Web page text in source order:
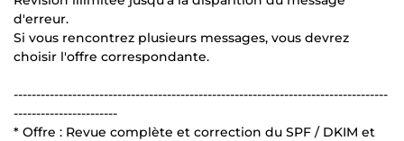
d'erreur.
Si vous rencontrez plusieurs messages, vous devrez
choisir l'offre correspondante.
-----------------------------------------------------------------------------------
-----------------------
* Offre : Revue complète et correction du SPF / DKIM et